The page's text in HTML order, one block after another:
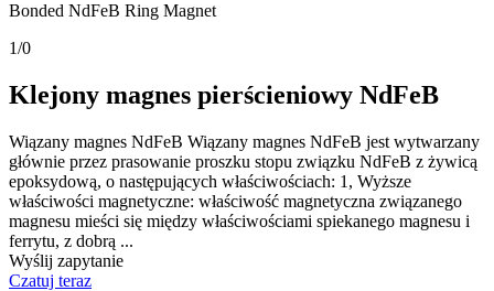
Bonded NdFeB Ring Magnet
1/0
Klejony magnes pierścieniowy NdFeB
Wiązany magnes NdFeB Wiązany magnes NdFeB jest wytwarzany
głównie przez prasowanie proszku stopu związku NdFeB z żywicą
epoksydową, o następujących właściwościach: 1, Wyższe
właściwości magnetyczne: właściwość magnetyczna związanego
magnesu mieści się między właściwościami spiekanego magnesu i
ferrytu, z dobrą ...
Wyślij zapytanie
Czatuj teraz